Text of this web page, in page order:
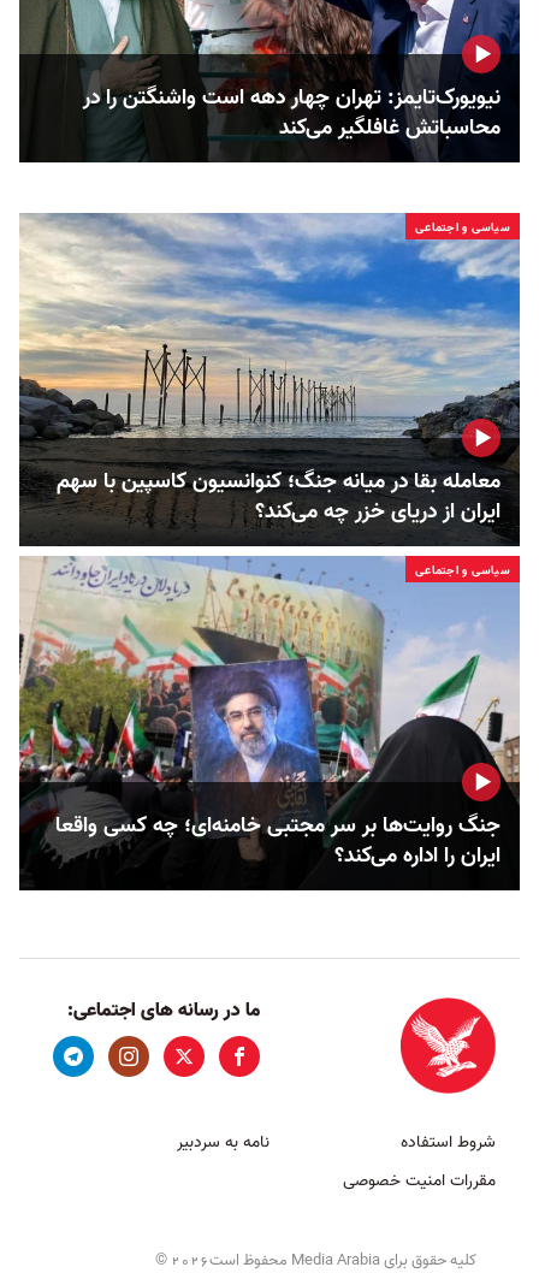
نیویورک‌تایمز: تهران چهار دهه است واشنگتن را در
محاسباتش غافلگیر می‌کند
سیاسی و اجتماعی
معامله بقا در میانه جنگ؛ کنوانسیون کاسپین با سهم
ایران از دریای خزر چه می‌کند؟
سیاسی و اجتماعی
جنگ روایت‌ها بر سر مجتبی خامنه‌ای؛ چه کسی واقعا
ایران را اداره می‌کند؟
ما در رسانه های اجتماعی:
شروط استفاده
مقررات امنیت خصوصی
نامه به سردبیر
کلیه حقوق برای Media Arabia محفوظ است 2026
©